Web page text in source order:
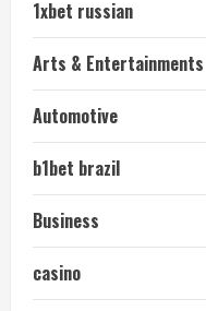
1xbet russian
Arts & Entertainments
Automotive
b1bet brazil
Business
casino